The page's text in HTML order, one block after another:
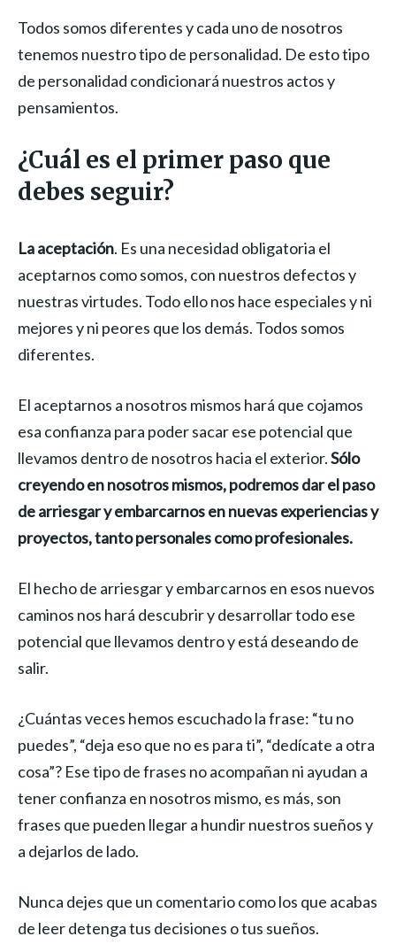
Todos somos diferentes y cada uno de nosotros
tenemos nuestro tipo de personalidad. De esto tipo
de personalidad condicionará nuestros actos y
pensamientos.
¿Cuál es el primer paso que
debes seguir?
La aceptación. Es una necesidad obligatoria el
aceptarnos como somos, con nuestros defectos y
nuestras virtudes. Todo ello nos hace especiales y ni
mejores y ni peores que los demás. Todos somos
diferentes.
El aceptarnos a nosotros mismos hará que cojamos
esa confianza para poder sacar ese potencial que
llevamos dentro de nosotros hacia el exterior.Sólo
creyendo en nosotros mismos, podremos dar el paso
de arriesgar y embarcarnos en nuevas experiencias y
proyectos, tanto personales como profesionales.
El hecho de arriesgar y embarcarnos en esos nuevos
caminos nos hará descubrir y desarrollar todo ese
potencial que llevamos dentro y está deseando de
salir.
¿Cuántas veces hemos escuchado la frase: “tu no
puedes”, “deja eso que no es para ti”, “dedícate a otra
cosa”? Ese tipo de frases no acompañan ni ayudan a
tener confianza en nosotros mismo, es más, son
frases que pueden llegar a hundir nuestros sueños y
a dejarlos de lado.
Nunca dejes que un comentario como los que acabas
de leer detenga tus decisiones o tus sueños.